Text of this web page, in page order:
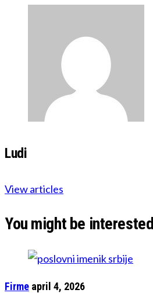
Ludi
View articles
You might be
Firme april 4, 2026